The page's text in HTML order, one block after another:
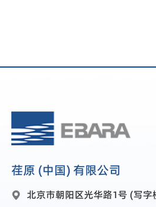
荏原 (中国) 有限公司
 北京市朝阳区光华路1号 (写